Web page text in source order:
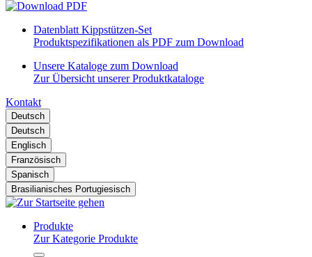
Datenblatt Kippstützen-Set
Produktspezifikationen als PDF zum Download
Unsere Kataloge zum Download
Zur Übersicht unserer Produktkataloge
Kontakt
Deutsch
Deutsch
Englisch
Französisch
Spanisch
Brasilianisches Portugiesisch
Produkte
Zur Kategorie Produkte